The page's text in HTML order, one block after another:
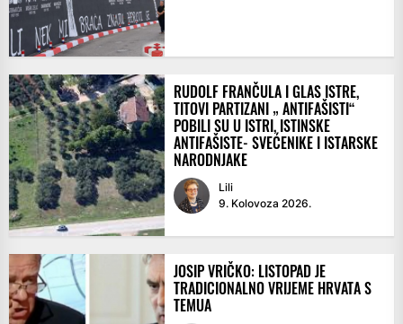
RUDOLF FRANČULA I GLAS ISTRE,
TITOVI PARTIZANI „ ANTIFAŠISTI“
POBILI SU U ISTRI, ISTINSKE
ANTIFAŠISTE- SVEĆENIKE I ISTARSKE
NARODNJAKE
Lili
9. Kolovoza 2026.
JOSIP VRIČKO: LISTOPAD JE
TRADICIONALNO VRIJEME HRVATA S
TEMUA